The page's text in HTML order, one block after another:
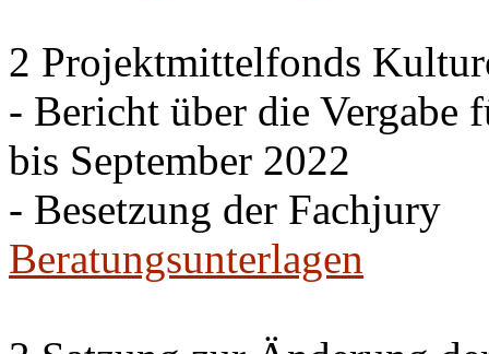
2 Projektmittelfonds
- Bericht über die Vergabe
bis September 2022
- Besetzung der Fachjury
Beratungsunterlagen